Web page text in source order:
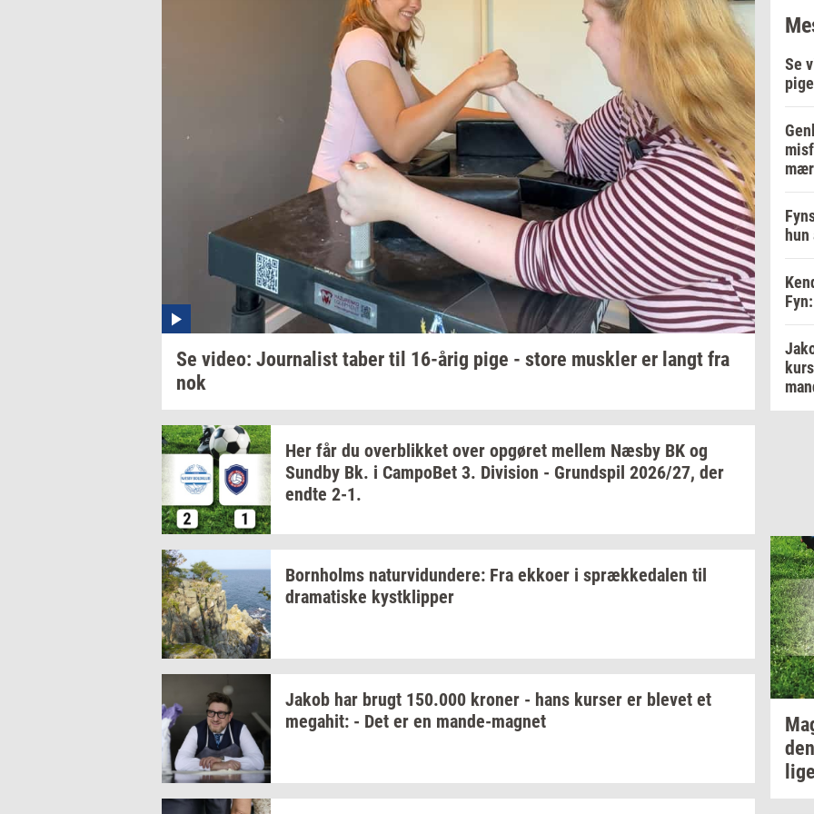
Se video: Jour­na­list taber til 16-årig pige - store mus­k­ler er langt fra
nok
Her får du over­blik­ket over op­gø­ret mel­lem Næsby BK og
Sund­by Bk. i Cam­po­Bet 3. Di­vi­sion - Grund­spil 2026/27, der
endte 2-1.
Born­holms na­tur­vi­dun­de­re: Fra ek­ko­er i spræk­ke­da­len til
dra­ma­ti­ske kyst­klip­per
Jakob har brugt 150.000 kro­ner - hans kur­ser er ble­vet et
me­ga­hit: - Det er en mande-​magnet
Se
hun